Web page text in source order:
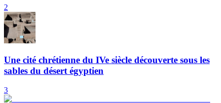
2
Une cité chrétienne du IVe siècle découverte sous les
sables du désert égyptien
3